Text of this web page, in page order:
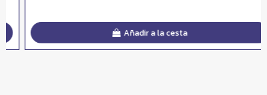
Añadir a la cesta